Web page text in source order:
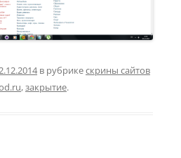
в рубрикескрины сайтов
,закрытие.